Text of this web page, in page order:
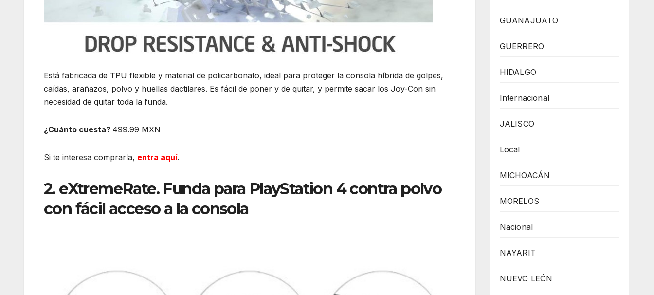
Está fabricada de TPU flexible y material de policarbonato, ideal para proteger la consola híbrida de golpes,
caídas, arañazos, polvo y huellas dactilares. Es fácil de poner y de quitar, y permite sacar los Joy-Con sin
necesidad de quitar toda la funda.
¿Cuánto cuesta? 499.99 MXN
Si te interesa comprarla, entra aquí.
2. eXtremeRate. Funda para PlayStation 4 contra polvo
con fácil acceso a la consola
GUANAJUATO
GUERRERO
HIDALGO
Internacional
JALISCO
Local
MICHOACÁN
MORELOS
Nacional
NAYARIT
NUEVO LEÓN